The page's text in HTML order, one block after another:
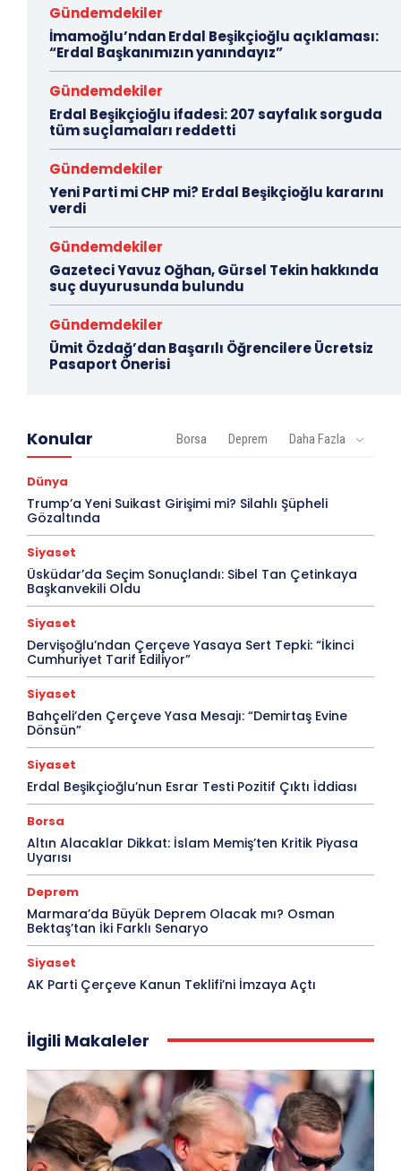
Gündemdekiler
İmamoğlu’ndan Erdal Beşikçioğlu açıklaması:
“Erdal Başkanımızın yanındayız”
Gündemdekiler
Erdal Beşikçioğlu ifadesi: 207 sayfalık sorguda
tüm suçlamaları reddetti
Gündemdekiler
Yeni Parti mi CHP mi? Erdal Beşikçioğlu kararını
verdi
Gündemdekiler
Gazeteci Yavuz Oğhan, Gürsel Tekin hakkında
suç duyurusunda bulundu
Gündemdekiler
Ümit Özdağ’dan Başarılı Öğrencilere Ücretsiz
Pasaport Önerisi
Konular Borsa Deprem Daha Fazla
Dünya
Trump’a Yeni Suikast Girişimi mi? Silahlı Şüpheli
Gözaltında
Siyaset
Üsküdar’da Seçim Sonuçlandı: Sibel Tan Çetinkaya
Başkanvekili Oldu
Siyaset
Dervişoğlu’ndan Çerçeve Yasaya Sert Tepki: “İkinci
Cumhuriyet Tarif Ediliyor”
Siyaset
Bahçeli’den Çerçeve Yasa Mesajı: “Demirtaş Evine
Dönsün”
Siyaset
Erdal Beşikçioğlu’nun Esrar Testi Pozitif Çıktı İddiası
Borsa
Altın Alacaklar Dikkat: İslam Memiş’ten Kritik Piyasa
Uyarısı
Deprem
Marmara’da Büyük Deprem Olacak mı? Osman
Bektaş’tan İki Farklı Senaryo
Siyaset
AK Parti Çerçeve Kanun Teklifi’ni İmzaya Açtı
İlgili Makaleler